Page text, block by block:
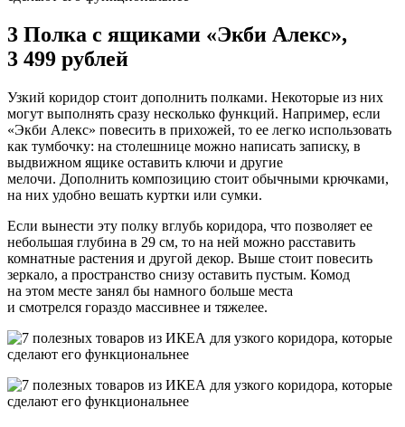
3 Полка с ящиками «Экби Алекс»,
3 499 рублей
Узкий коридор стоит дополнить полками. Некоторые из них
могут выполнять сразу несколько функций. Например, если
«Экби Алекс» повесить в прихожей, то ее легко использовать
как тумбочку: на столешнице можно написать записку, в
выдвижном ящике оставить ключи и другие
мелочи. Дополнить композицию стоит обычными крючками,
на них удобно вешать куртки или сумки.
Если вынести эту полку вглубь коридора, что позволяет ее
небольшая глубина в 29 см, то на ней можно расставить
комнатные растения и другой декор. Выше стоит повесить
зеркало, а пространство снизу оставить пустым. Комод
на этом месте занял бы намного больше места
и смотрелся гораздо массивнее и тяжелее.